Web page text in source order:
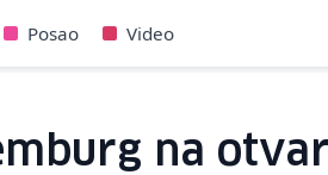
Posao Video
na